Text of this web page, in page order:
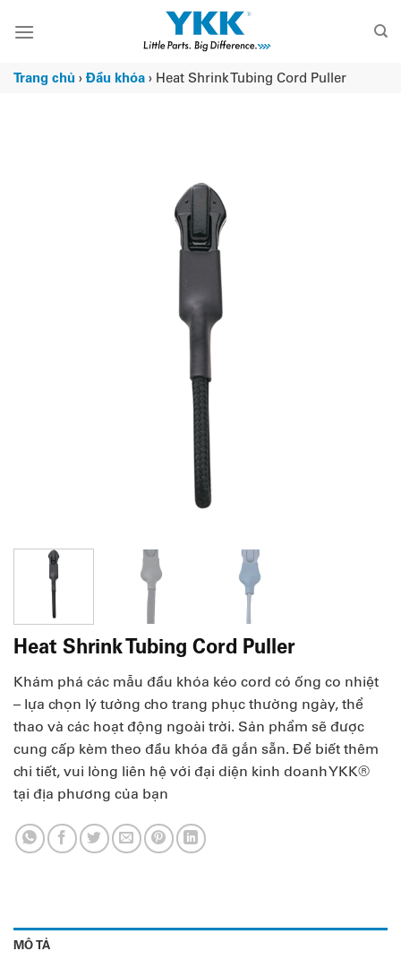
đến
dung
Trang chủ › Đầu khóa› Heat Shrink Tubing Cord Puller
Heat Shrink Tubing Cord Puller
Khám phá các mẫu đầu khóa kéo cord có ống co nhiệt
– lựa chọn lý tưởng cho trang phục thường ngày, thể
thao và các hoạt động ngoài trời. Sản phẩm sẽ được
cung cấp kèm theo đầu khóa đã gắn sẵn. Để biết thêm
chi tiết, vui lòng liên hệ với đại diện kinh doanh YKK®
tại địa phương của bạn
MÔ TẢ